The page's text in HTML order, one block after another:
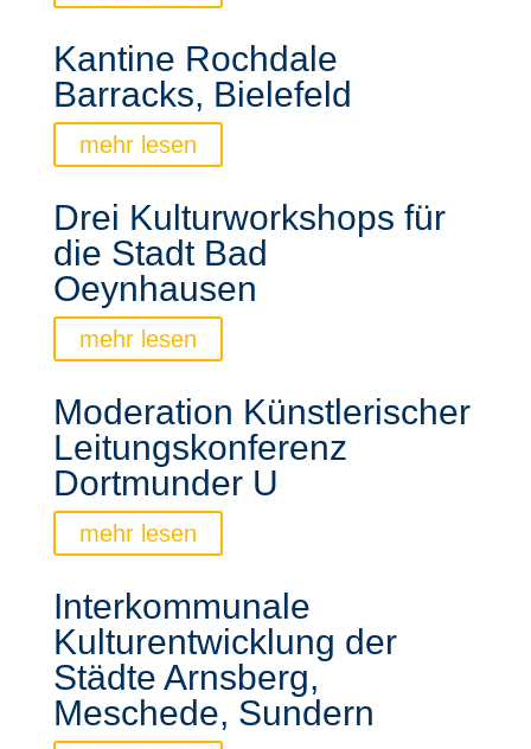
Kantine Rochdale
Barracks, Bielefeld
mehr lesen
Drei Kulturworkshops für
die Stadt Bad
Oeynhausen
mehr lesen
Moderation Künstlerischer
Leitungskonferenz
Dortmunder U
mehr lesen
Interkommunale
Kulturentwicklung der
Städte Arnsberg,
Meschede, Sundern